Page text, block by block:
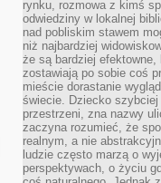
rynku, rozmowa z kimś
odwiedziny w lokalnej
nad pobliskim stawem
niż najbardziej
że są bardziej
zostawiają po sobie coś
mieście dorastanie
świecie. Dziecko
przestrzeni, zna nazwy
zaczyna rozumieć, że
realnym, a nie
ludzie często marzą o
perspektywach, o życiu